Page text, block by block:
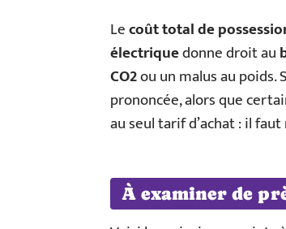
Lecoût total de
électriquedonne droit au
CO2ou un malus au poids.
prononcée, alors que
au seul tarif d’achat : il
À examiner de